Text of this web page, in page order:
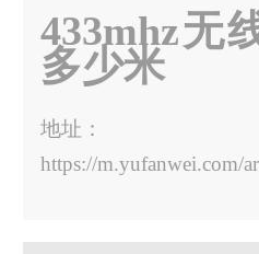
433mhz无
多少米
地址：
https://m.yufanwei.com/